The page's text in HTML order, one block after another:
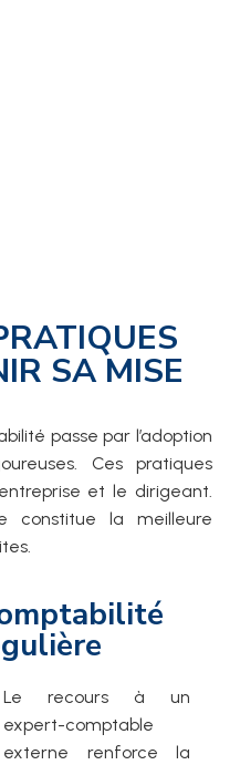
SA MISE
passe par l’adoption
Ces pratiques
et le dirigeant.
constitue la meilleure
Le recours à un
expert-comptable
externe renforce la